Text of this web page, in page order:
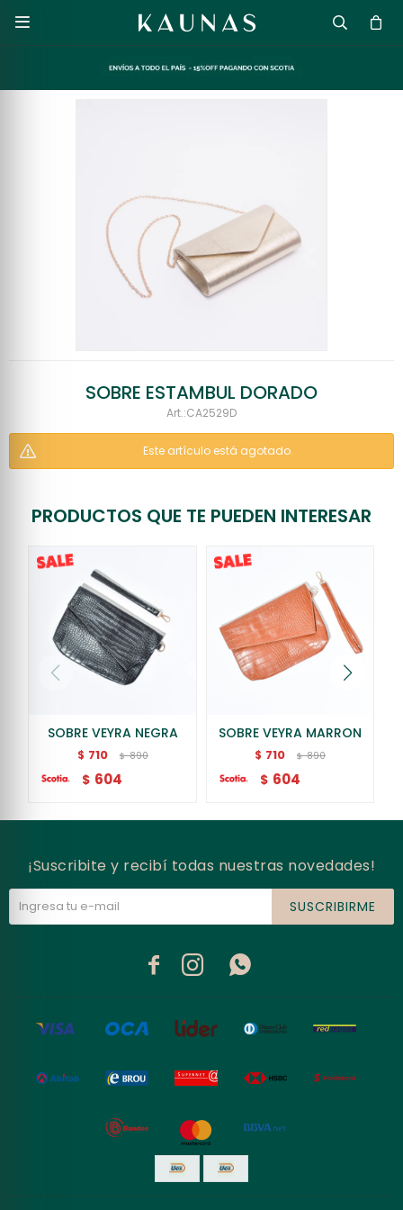

SOBRE ESTAMBUL DORADO
CA2529D
Este artículo está agotado.
PRODUCTOS QUE TE PUEDEN INTERESAR
SOBRE VEYRA NEGRA
$ 710 $ 890
$ 604
SOBRE VEYRA MARRON
$ 710 $ 890
$ 604
¡Suscribite y recibí todas nuestras novedades!
SUSCRIBIRME
  